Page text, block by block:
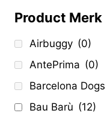
Product Merk
Airbuggy (0)
AntePrima (0)
Barcelona Dogs
Bau Barù (12)